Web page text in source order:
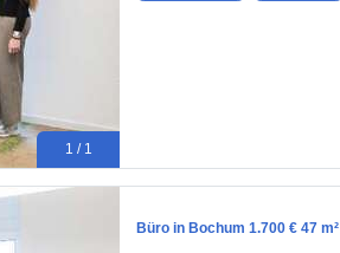
1 / 1
Büro in Bochum 1.700 € 47 m²